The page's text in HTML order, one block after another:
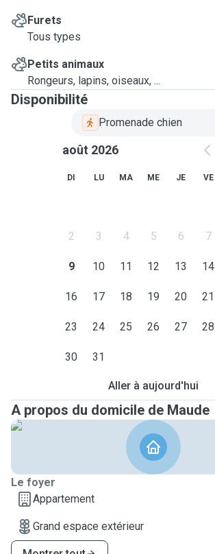
Furets
Tous types
Petits animaux
Rongeurs, lapins, oiseaux, ...
Disponibilité
Promenade chien
août 2026
DI LU MA ME JE VE
2 3 4 5 6 7
9 10 11 12 13 14
16 17 18 19 20 21
23 24 25 26 27 28
30 31
Aller à aujourd'hui
A propos du domicile de Maude
Le foyer
Appartement
Grand espace extérieur